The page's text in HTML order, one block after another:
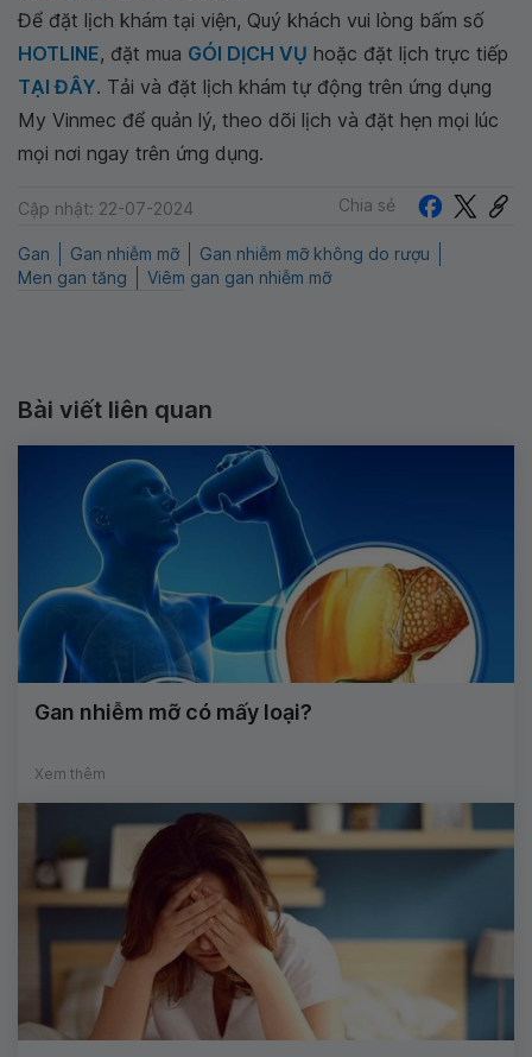
Để đặt lịch khám tại viện, Quý khách vui lòng bấm số
HOTLINE, đặt mua GÓI DỊCH VỤ hoặc đặt lịch trực tiếp
TẠI ĐÂY. Tải và đặt lịch khám tự động trên ứng dụng
My Vinmec để quản lý, theo dõi lịch và đặt hẹn mọi lúc
mọi nơi ngay trên ứng dụng.
Cập nhật: 22-07-2024 Chia sẻ
Gan Gan nhiễm mỡ
Gan nhiễm mỡ không do rượu
Men gan tăng
Viêm gan gan nhiễm mỡ
Bài viết liên quan
Gan nhiễm mỡ có mấy loại?
Xem thêm